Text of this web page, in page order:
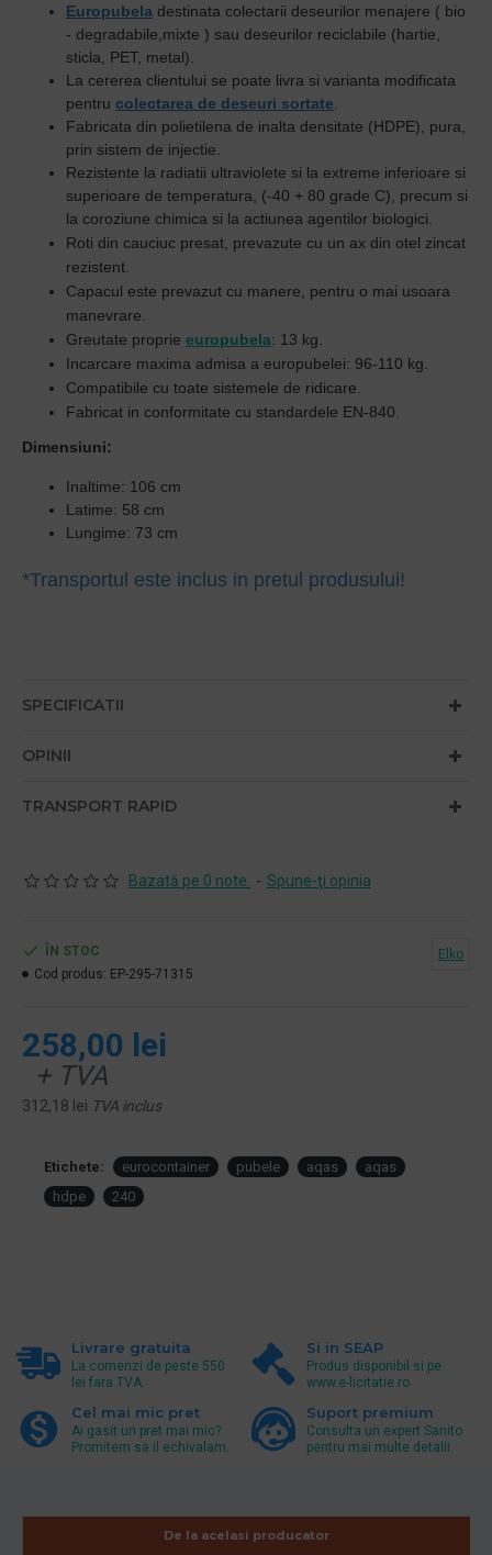
Europubela destinata colectarii deseurilor menajere ( bio
- degradabile,mixte ) sau deseurilor reciclabile (hartie,
sticla, PET, metal).
La cererea clientului se poate livra si varianta modificata
pentru colectarea de deseuri sortate
Fabricata din polietilena de inalta densitate (HDPE), pura,
prin sistem de injectie.
Rezistente la radiatii ultraviolete si la extreme inferioare si
superioare de temperatura, (-40 + 80 grade C), precum si
la coroziune chimica si la actiunea agentilor biologici.
Roti din cauciuc presat, prevazute cu un ax din otel zincat
rezistent.
Capacul este prevazut cu manere, pentru o mai usoara
manevrare.
Greutate proprie europubela: 13 kg.
Incarcare maxima admisa a europubelei: 96-110 kg.
Compatibile cu toate sistemele de ridicare.
Fabricat in conformitate cu standardele EN-840.
Dimensiuni:
Inaltime: 106 cm
Latime: 58 cm
Lungime: 73 cm
*Transportul este inclus in pretul produsului!
SPECIFICATII
OPINII
TRANSPORT RAPID
Bazată pe 0 note. - Spune-ţi opinia
258,00 lei
+ TVA
312,18 lei TVA inclus
ÎN STOC
Cod produs: EP-295-71315
Elko
Etichete: eurocontainer pubele aqas
aqas
hdpe
240
Livrare gratuita
La comenzi de peste 550
lei fara TVA.
Si in SEAP
Produs disponibil si pe
www.e-licitatie.ro
Cel mai mic pret
Ai gasit un pret mai mic?
Promitem sa il echivalam.
Suport premium
Consulta un expert Sanito
pentru mai multe detalii
De la acelasi producator